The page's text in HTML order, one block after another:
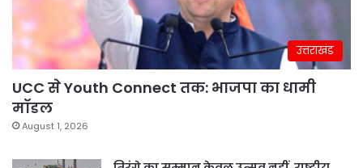
उत्तराखंड
UCC से Youth Connect तक: भाजपा का धामी
मॉडल
August 1, 2026